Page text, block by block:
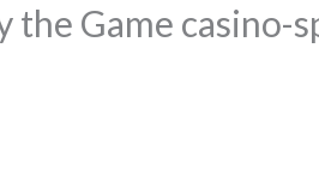
the Game casino-